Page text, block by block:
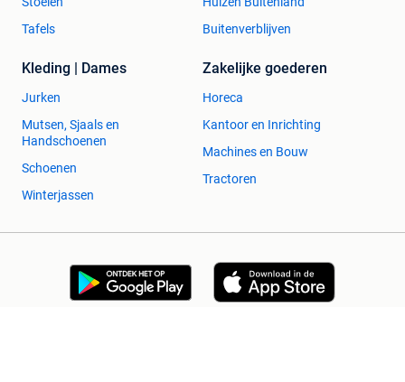
Tafels
Buitenverblijven
Kleding | Dames
Jurken
Mutsen, Sjaals en
Handschoenen
Schoenen
Winterjassen
Zakelijke goederen
Horeca
Kantoor en Inrichting
Machines en Bouw
Tractoren